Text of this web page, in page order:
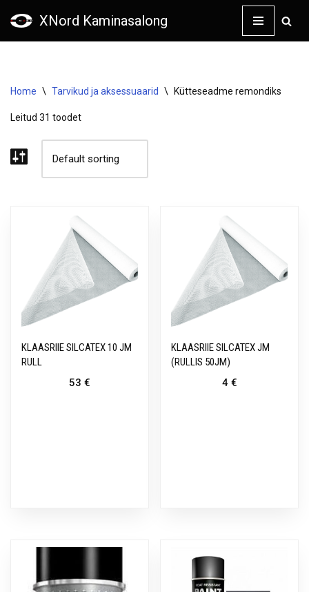
XNord Kaminasalong
Home \ Tarvikud ja aksessuaarid \ Kütteseadme remondiks
Leitud 31 toodet
KLAASRIIE SILCATEX 10 JM
RULL
53 €
KLAASRIIE SILCATEX JM
(RULLIS 50JM)
4 €